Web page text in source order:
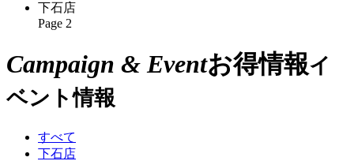
下石店
Page 2
Campaign & Eventお得情報イ
ベント情報
すべて
下石店